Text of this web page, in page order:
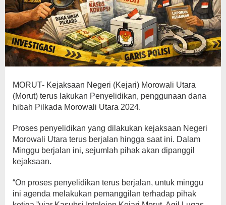
MORUT- Kejaksaan Negeri (Kejari) Morowali Utara
(Morut) terus lakukan Penyelidikan, penggunaan dana
hibah Pilkada Morowali Utara 2024.
Proses penyelidikan yang dilakukan kejaksaan Negeri
Morowali Utara terus berjalan hingga saat ini. Dalam
Minggu berjalan ini, sejumlah pihak akan dipanggil
kejaksaan.
“On proses penyelidikan terus berjalan, untuk minggu
ini agenda melakukan pemanggilan terhadap pihak